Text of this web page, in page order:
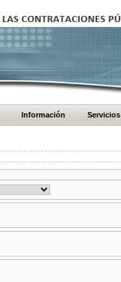
Información Servicios